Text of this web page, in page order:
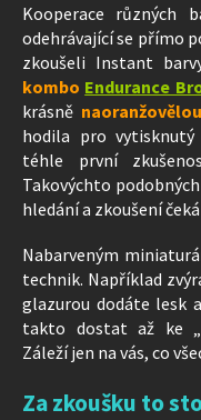
Kooperace různých
odehrávající se přímo
zkoušeli Instant
kombo Endurance
krásně
hodila pro
téhle první
Takovýchto
hledání a zkoušení
Nabarveným
technik. Například
glazurou dodáte lesk
takto dostat až ke
Záleží jen na vás, co
Za zkoušku to